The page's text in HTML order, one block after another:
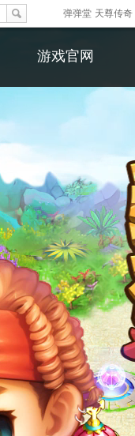
弹弹堂 天尊传奇
游戏官网